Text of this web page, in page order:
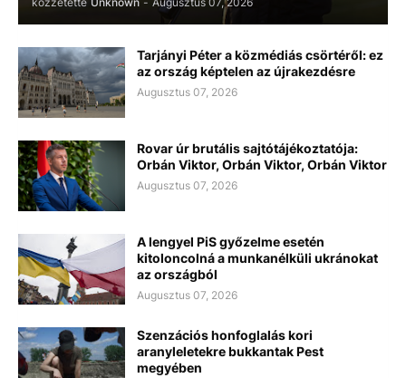
Tarjányi Péter a közmédiás csörtéről: ez
az ország képtelen az újrakezdésre
Augusztus 07, 2026
Rovar úr brutális sajtótájékoztatója:
Orbán Viktor, Orbán Viktor, Orbán Viktor
Augusztus 07, 2026
A lengyel PiS győzelme esetén
kitoloncolná a munkanélküli ukránokat
az országból
Augusztus 07, 2026
Szenzációs honfoglalás kori
aranyleletekre bukkantak Pest
megyében